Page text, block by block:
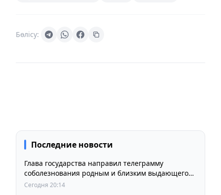
Бөлісу:
Последние новости
Глава государства направил телеграмму
соболезнования родным и близким выдающегося
кинорежиссера Ардака Амиркулова
Сегодня 20:14